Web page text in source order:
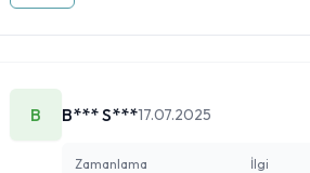
B B*** S***17.07.2025
Zamanlama İlgi